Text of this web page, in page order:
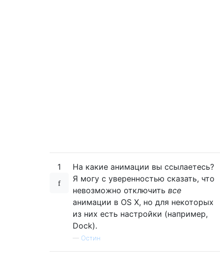
1
На какие анимации вы ссылаетесь?
Я могу с уверенностью сказать, что
невозможно отключить все
анимации в OS X, но для некоторых
из них есть настройки (например,
Dock).
— Остин